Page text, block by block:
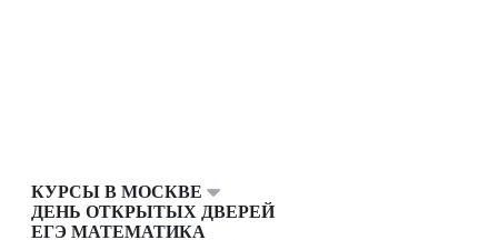
КУРСЫ В МОСКВЕ
ДЕНЬ ОТКРЫТЫХ ДВЕРЕЙ
ЕГЭ МАТЕМАТИКА